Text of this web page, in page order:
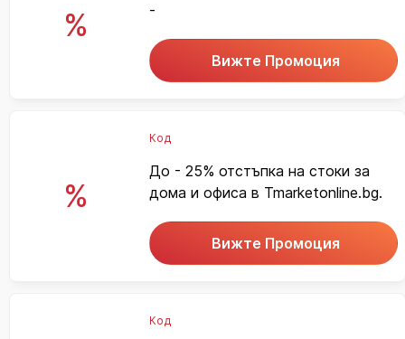
% -
Вижте Промоция
%
Код
До - 25% отстъпка на стоки за
дома и офиса в Tmarketonline.bg.
Вижте Промоция
Код